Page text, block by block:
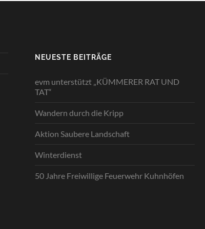
NEUESTE BEITRÄGE
evm unterstützt „KÜMMERER RAT UND
TAT“
Wandern durch die Kripp
Aktion Saubere Landschaft
Winterdienst
50 Jahre Freiwillige Feuerwehr Kuhnhöfen